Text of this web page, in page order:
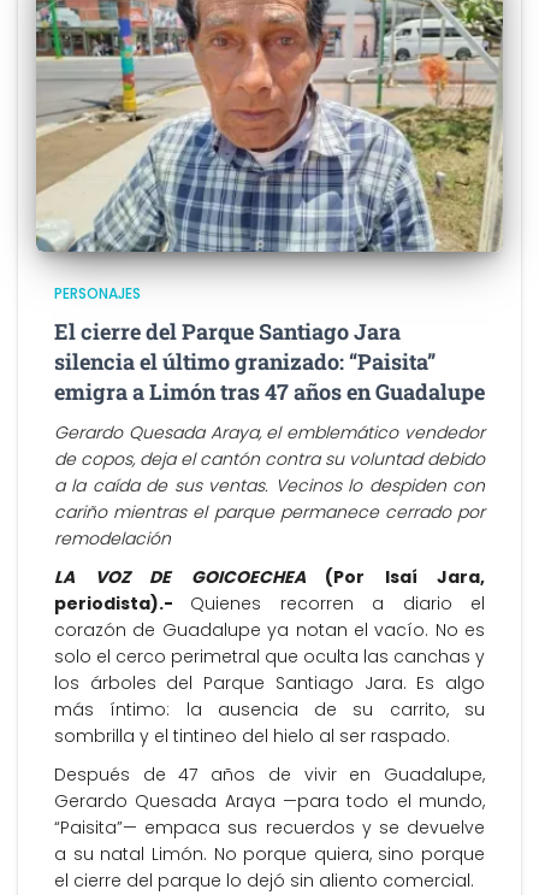
PERSONAJES
El cierre del Parque Santiago Jara
silencia el último granizado: “Paisita”
emigra a Limón tras 47 años en Guadalupe
Gerardo Quesada Araya, el emblemático vendedor
de copos, deja el cantón contra su voluntad debido
a la caída de sus ventas. Vecinos lo despiden con
cariño mientras el parque permanece cerrado por
remodelación
LA VOZ DE GOICOECHEA(Por Isaí Jara,
periodista).- Quienes recorren a diario el
corazón de Guadalupe ya notan el vacío. No es
solo el cerco perimetral que oculta las canchas y
los árboles del Parque Santiago Jara. Es algo
más íntimo: la ausencia de su carrito, su
sombrilla y el tintineo del hielo al ser raspado.
Después de 47 años de vivir en Guadalupe,
Gerardo Quesada Araya —para todo el mundo,
“Paisita”— empaca sus recuerdos y se devuelve
a su natal Limón. No porque quiera, sino porque
el cierre del parque lo dejó sin aliento comercial.